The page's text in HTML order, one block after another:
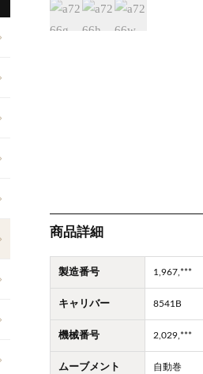
商品詳細
製造番号 1,967,***
キャリバー 8541B
機械番号 2,029,***
ムーブメント 自動巻